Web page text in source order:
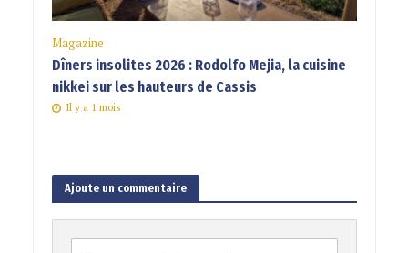
Magazine
Dîners insolites 2026 : Rodolfo Mejia, la cuisine
nikkei sur les hauteurs de Cassis
Il y a 1 mois
Ajoute un commentaire